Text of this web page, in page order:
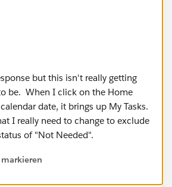
but this isn't really getting
be. When I click on the Home
date, it brings up My Tasks.
I really need to change to exclude
of "Not Needed".